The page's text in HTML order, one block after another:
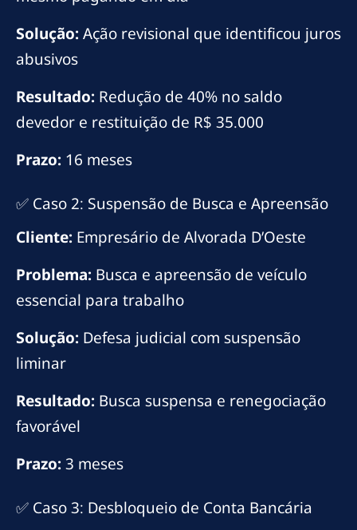
Solução:Ação revisional que identificou juros
abusivos
Resultado: Redução de 40% no saldo
devedor e restituição de R$ 35.000
Prazo: 16 meses
✅ Caso 2: Suspensão de Busca e Apreensão
Cliente: Empresário de Alvorada D’Oeste
Problema: Busca e apreensão de veículo
essencial para trabalho
Solução: Defesa judicial com suspensão
liminar
Resultado: Busca suspensa e renegociação
favorável
Prazo:3 meses
✅ Caso 3: Desbloqueio de Conta Bancária